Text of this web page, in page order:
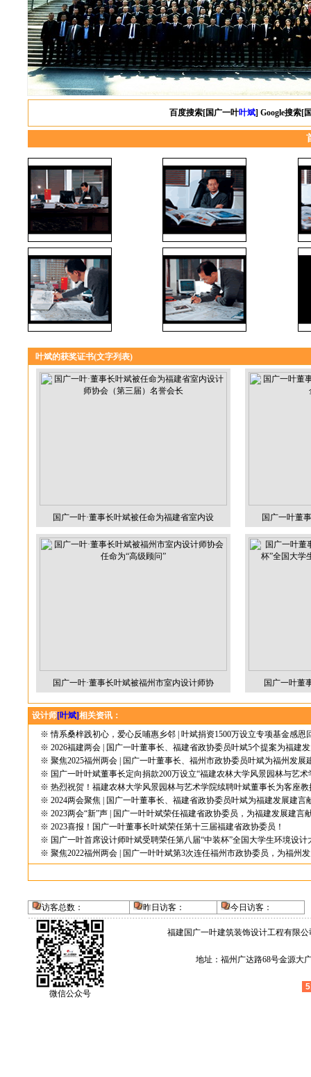
百度搜索[国广一叶叶斌] Google搜索[
叶斌的获奖证书(文字列表)
国广一叶·董事长叶斌被任命为福建省室内设 国广一叶董
国广一叶·董事长叶斌被福州市室内设计师协 国广一叶董
设计师[叶斌]相关资讯：
※情系桑梓践初心，爱心反哺惠乡邻 | 叶斌捐资1500万设立专项基金感恩
※ 2026福建两会 | 国广一叶董事长、福建省政协委员叶斌5个提案为福建
※ 聚焦2025福州两会 | 国广一叶董事长、福州市政协委员叶斌为福州发
※ 国广一叶叶斌董事长定向捐款200万设立“福建农林大学风景园林与艺
※ 热烈祝贺！福建农林大学风景园林与艺术学院续聘叶斌董事长为客座
※ 2024两会聚焦 | 国广一叶董事长、福建省政协委员叶斌为福建发展建言
※ 2023两会“新”声 | 国广一叶叶斌荣任福建省政协委员，为福建发展建言
※ 2023喜报！国广一叶董事长叶斌荣任第十三届福建省政协委员！
※ 国广一叶首席设计师叶斌受聘荣任第八届“中装杯”全国大学生环境设
※ 聚焦2022福州两会 | 国广一叶叶斌第3次连任福州市政协委员，为福州
访客总数： 昨日访客： 今日访客 ：
微信公众号
福建国广一叶建筑装饰设计工程有限
地址：福州广达路68号金源大